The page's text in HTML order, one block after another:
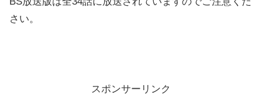
さい。
スポンサーリンク